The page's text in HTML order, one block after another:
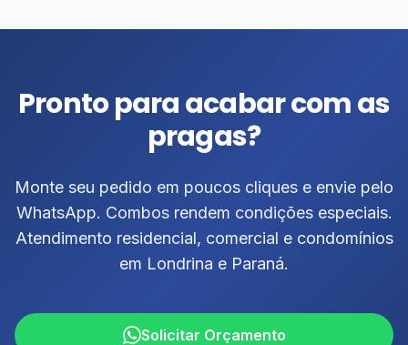
Pronto para acabar com as
pragas?
Monte seu pedido em poucos cliques e envie pelo
WhatsApp. Combos rendem condições especiais.
Atendimento residencial, comercial e condomínios
em Londrina e Paraná.
Solicitar Orçamento